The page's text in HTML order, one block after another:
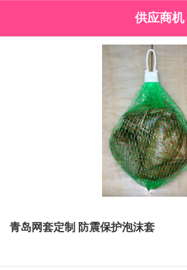
供应商机
青岛网套定制 防震保护泡沫套